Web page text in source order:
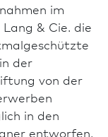
im
& Cie. die
der
von der
in den
entworfen,